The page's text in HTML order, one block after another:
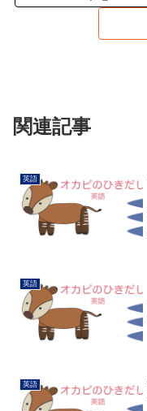
関連記事
英語
英語
英語